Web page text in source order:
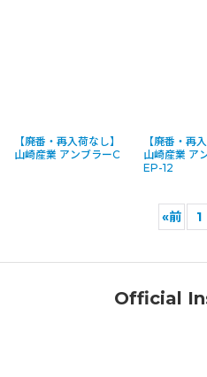
【廃番・再入荷なし】
山崎産業 アンブラーC
【廃番・再
山崎産業 ア
EP-12
«前 1
Official